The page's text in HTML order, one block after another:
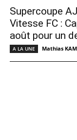
Supercoupe
Vitesse FC :
août pour un
A LA UNE Mathias KAM